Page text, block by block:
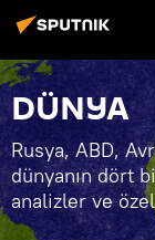
DÜNYA
Rusya, ABD,
dünyanın dört
analizler ve